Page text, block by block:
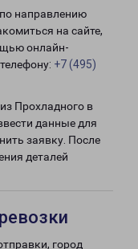
направлению
на сайте,
онлайн-
+7 (495)
Прохладного в
данные для
заявку. После
деталей
город